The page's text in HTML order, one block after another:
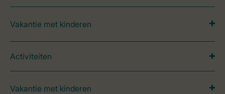
Vakantie met kinderen
Activiteiten
Vakantie met kinderen